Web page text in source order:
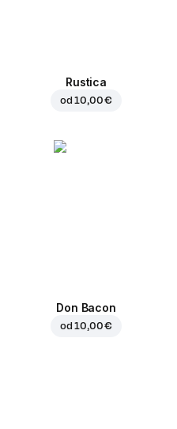
Rustica
od10,00 €
Don Bacon
od10,00 €